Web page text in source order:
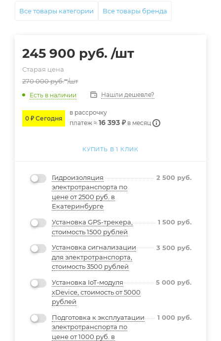
Все товары категории Все товары бренда
245 900 руб. /шт
Старая цена
270 000руб. /шт
Есть в наличии Нашли дешевле?
0 ₽ Сегодня
в расcрочку
платеж ≈ 16 393 ₽ в месяц
КУПИТЬ В 1 КЛИК
Гидроизоляция
электротранспорта по
цене от 2500 руб. в
Екатеринбурге
2 500 руб.
Установка GPS-трекера,
стоимость 1500 рублей
1 500 руб.
Установка сигнализации
для электротранспорта,
стоимость 3500 рублей
3 500 руб.
Установка IoT-модуля
xDevice, стоимость от 5000
рублей
5 000 руб.
Подготовка к эксплуатации
электротранспорта по
цене от 1000 руб. в
1 000 руб.